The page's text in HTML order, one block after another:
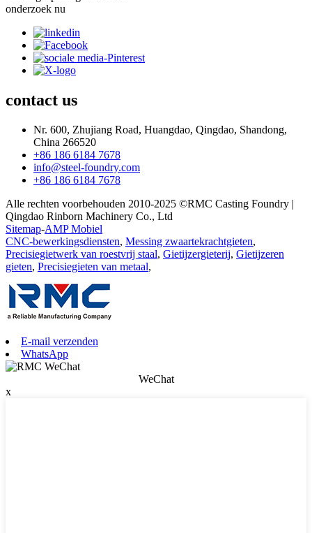
onderzoek nu
contact us
Nr. 600, Zhujiang Road, Huangdao, Qingdao, Shandong,
China 266520
+86 186 6184 7678
info@steel-foundry.com
+86 186 6184 7678
Alle rechten voorbehouden 2010-2025 ©RMC Casting Foundry |
Qingdao Rinborn Machinery Co., Ltd
Sitemap-AMP Mobiel
CNC-bewerkingsdiensten, Messing zwaartekrachtgieten,
Precisiegietwerk van roestvrij staal, Gietijzergieterij, Gietijzeren
gieten, Precisiegieten van metaal,
E-mail verzenden
WhatsApp
WeChat
x